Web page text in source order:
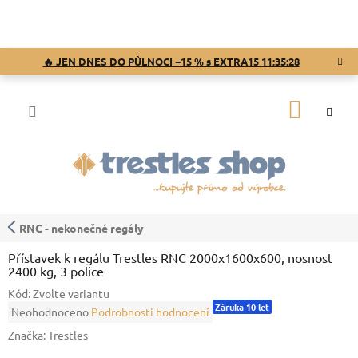
🔥 JEN DNES DO PŮLNOCI −15 % s EXTRA15 11:35:27
RNC - nekonečné regály
Přístavek k regálu Trestles RNC 2000x1600x600, nosnost
2400 kg, 3 police
Kód:Zvolte variantu
Průměrné
produktu
Neohodnoceno Podrobnosti hodnocení Záruka 10 let
Značka:Trestles